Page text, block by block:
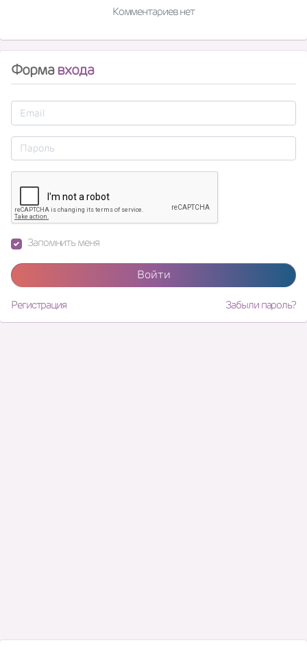
Комментариев нет
Формавхода
Запомнить меня
Войти
Регистрация Забыли пароль?